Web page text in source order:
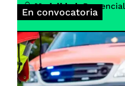
En convocatoria
Modalidad: Presencial